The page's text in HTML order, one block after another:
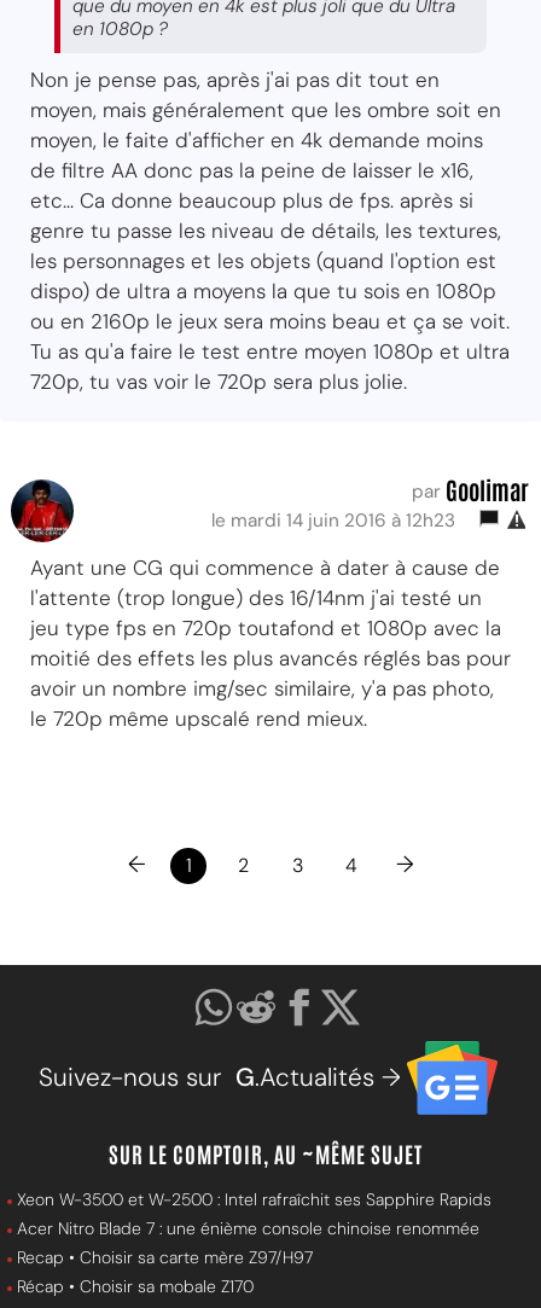
que du moyen en 4k est plus joli que du Ultra
en 1080p ?
Non je pense pas, après j'ai pas dit tout en
moyen, mais généralement que les ombre soit en
moyen, le faite d'afficher en 4k demande moins
de filtre AA donc pas la peine de laisser le x16,
etc... Ca donne beaucoup plus de fps. après si
genre tu passe les niveau de détails, les textures,
les personnages et les objets (quand l'option est
dispo) de ultra a moyens la que tu sois en 1080p
ou en 2160p le jeux sera moins beau et ça se voit.
Tu as qu'a faire le test entre moyen 1080p et ultra
720p, tu vas voir le 720p sera plus jolie.
par Goolimar
le mardi 14 juin 2016 à 12h23
Ayant une CG qui commence à dater à cause de
l'attente (trop longue) des 16/14nm j'ai testé un
jeu type fps en 720p toutafond et 1080p avec la
moitié des effets les plus avancés réglés bas pour
avoir un nombre img/sec similaire, y'a pas photo,
le 720p même upscalé rend mieux.
← 1 2 3 4 →
Suivez-nous sur G.Actualités →
SUR LE COMPTOIR, AU ~MÊME SUJET
Xeon W-3500 et W-2500 : Intel rafraîchit ses Sapphire Rapids
Acer Nitro Blade 7 : une énième console chinoise renommée
Recap • Choisir sa carte mère Z97/H97
Récap • Choisir sa mobale Z170